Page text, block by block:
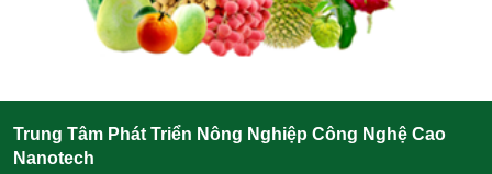
Trung Tâm Phát Triển Nông Nghiệp Công Nghệ Cao
Nanotech